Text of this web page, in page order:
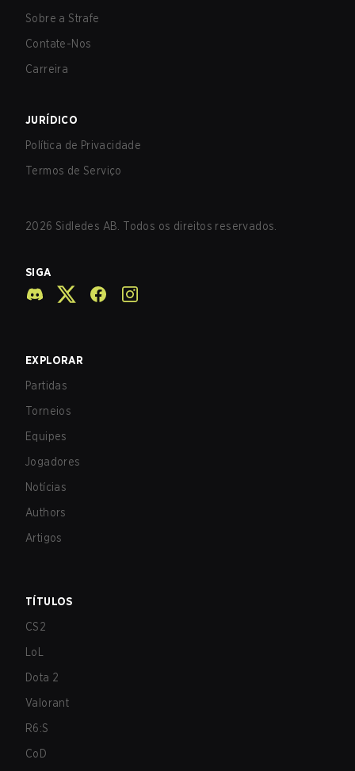
Sobre a Strafe
Contate-Nos
Carreira
JURÍDICO
Política de Privacidade
Termos de Serviço
2026 Sidledes AB. Todos os direitos reservados.
SIGA
EXPLORAR
Partidas
Torneios
Equipes
Jogadores
Notícias
Authors
Artigos
TÍTULOS
CS2
LoL
Dota 2
Valorant
R6:S
CoD